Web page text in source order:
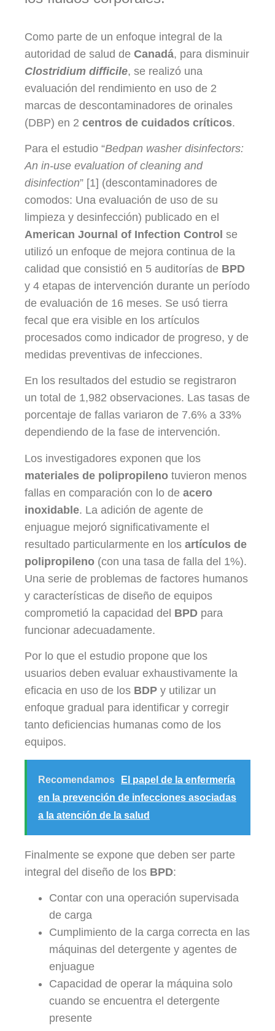
Como parte de un enfoque integral de la
autoridad de salud de Canadá, para disminuir
Clostridium difficile, se realizó una
evaluación del rendimiento en uso de 2
marcas de descontaminadores de orinales
(DBP) en 2 centros de cuidados críticos.
Para el estudio “Bedpan washer disinfectors:
An in-use evaluation of cleaning and
disinfection” [1] (descontaminadores de
comodos: Una evaluación de uso de su
limpieza y desinfección) publicado en el
American Journal of Infection Control se
utilizó un enfoque de mejora continua de la
calidad que consistió en 5 auditorías de BPD
y 4 etapas de intervención durante un período
de evaluación de 16 meses. Se usó tierra
fecal que era visible en los artículos
procesados como indicador de progreso, y de
medidas preventivas de infecciones.
En los resultados del estudio se registraron
un total de 1,982 observaciones. Las tasas de
porcentaje de fallas variaron de 7.6% a 33%
dependiendo de la fase de intervención.
Los investigadores exponen que los
materiales de polipropileno tuvieron menos
fallas en comparación con lo de acero
inoxidable. La adición de agente de
enjuague mejoró significativamente el
resultado particularmente en los artículos de
polipropileno (con una tasa de falla del 1%).
Una serie de problemas de factores humanos
y características de diseño de equipos
comprometió la capacidad del BPD para
funcionar adecuadamente.
Por lo que el estudio propone que los
usuarios deben evaluar exhaustivamente la
eficacia en uso de los BDP y utilizar un
enfoque gradual para identificar y corregir
tanto deficiencias humanas como de los
equipos.
Recomendamos
El papel de la enfermería
en la prevención de infecciones asociadas
a la atención de la salud
Finalmente se expone que deben ser parte
integral del diseño de los BPD:
Contar con una operación supervisada
de carga
Cumplimiento de la carga correcta en las
máquinas del detergente y agentes de
enjuague
Capacidad de operar la máquina solo
cuando se encuentra el detergente
presente